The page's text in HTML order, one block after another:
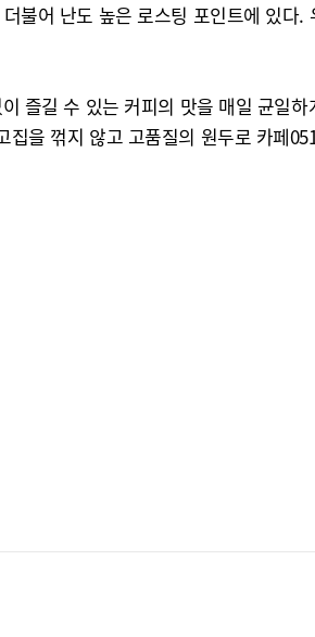
불어 난도 높은 로스팅 포인트에 있
즐길 수 있는 커피의 맛을 매일 균일
을 꺾지 않고 고품질의 원두로 카페